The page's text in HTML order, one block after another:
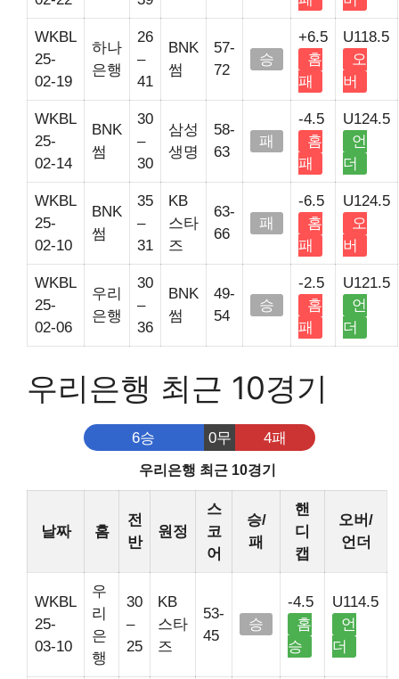
WKBL
25-
02-19
하나
은행
26
–
41
BNK
썸
57-
72
승
+6.5
홈
패
U118.5
오
버
WKBL
25-
02-14
BNK
썸
30
–
30
삼성
생명
58-
63
패
-4.5
홈
패
U124.5
언
더
WKBL
25-
02-10
BNK
썸
35
–
31
KB
스타
즈
63-
66
패
-6.5
홈
패
U124.5
오
버
WKBL
25-
02-06
우리
은행
30
–
36
BNK
썸
49-
54
승
-2.5
홈
패
U121.5
언
더
우리은행 최근 10경기
6승 0무 4패
우리은행 최근 10경기
날짜 홈
전
반
원정
스
코
어
승/
패
핸
디
캡
오버/
언더
WKBL
25-
03-10
우
리
은
행
30
–
25
KB
스타
즈
53-
45
승
-4.5
홈
승
U114.5
언
더